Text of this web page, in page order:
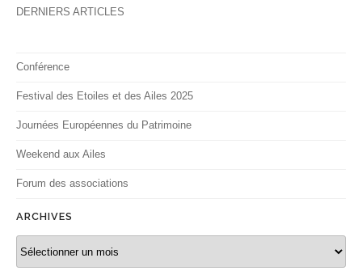
DERNIERS ARTICLES
Conférence
Festival des Etoiles et des Ailes 2025
Journées Européennes du Patrimoine
Weekend aux Ailes
Forum des associations
ARCHIVES